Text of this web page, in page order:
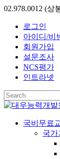
Skip
main
content
02.978.0012 (
로그인
아이디/비
회원가입
설문조사
NCS평가
인트라넷
Close
search
Menu
국비무료
국가